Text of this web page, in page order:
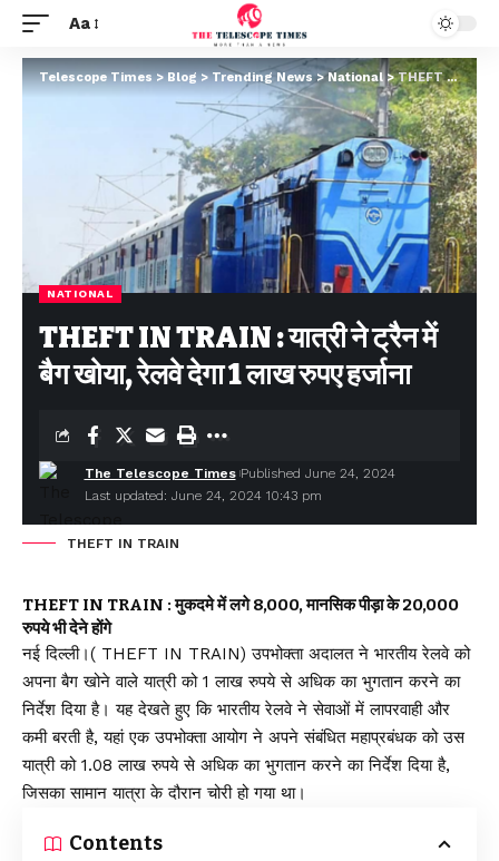
Aa
Telescope Times>Blog>Trending News >National>THEFT IN TRAIN : यात्री ने ट्रैन में बैग खोया, रेलवे देगा 1 लाख रुपए हर्जाना
NATIONAL
THEFT IN TRAIN : यात्री ने ट्रैन में
बैग खोया, रेलवे देगा 1 लाख रुपए हर्जाना
Last updated: June 24, 2024 10:43 pm
The Telescope Times Published June 24, 2024
THEFT IN TRAIN
THEFT IN TRAIN : मुकदमे में लगे 8,000, मानसिक पीड़ा के 20,000
रुपये भी देने होंगे
नई दिल्ली।( THEFT IN TRAIN) उपभोक्ता अदालत ने भारतीय रेलवे को
अपना बैग खोने वाले यात्री को 1 लाख रुपये से अधिक का भुगतान करने का
निर्देश दिया है। यह देखते हुए कि भारतीय रेलवे ने सेवाओं में लापरवाही और
कमी बरती है, यहां एक उपभोक्ता आयोग ने अपने संबंधित महाप्रबंधक को उस
यात्री को 1.08 लाख रुपये से अधिक का भुगतान करने का निर्देश दिया है,
जिसका सामान यात्रा के दौरान चोरी हो गया था।
Contents